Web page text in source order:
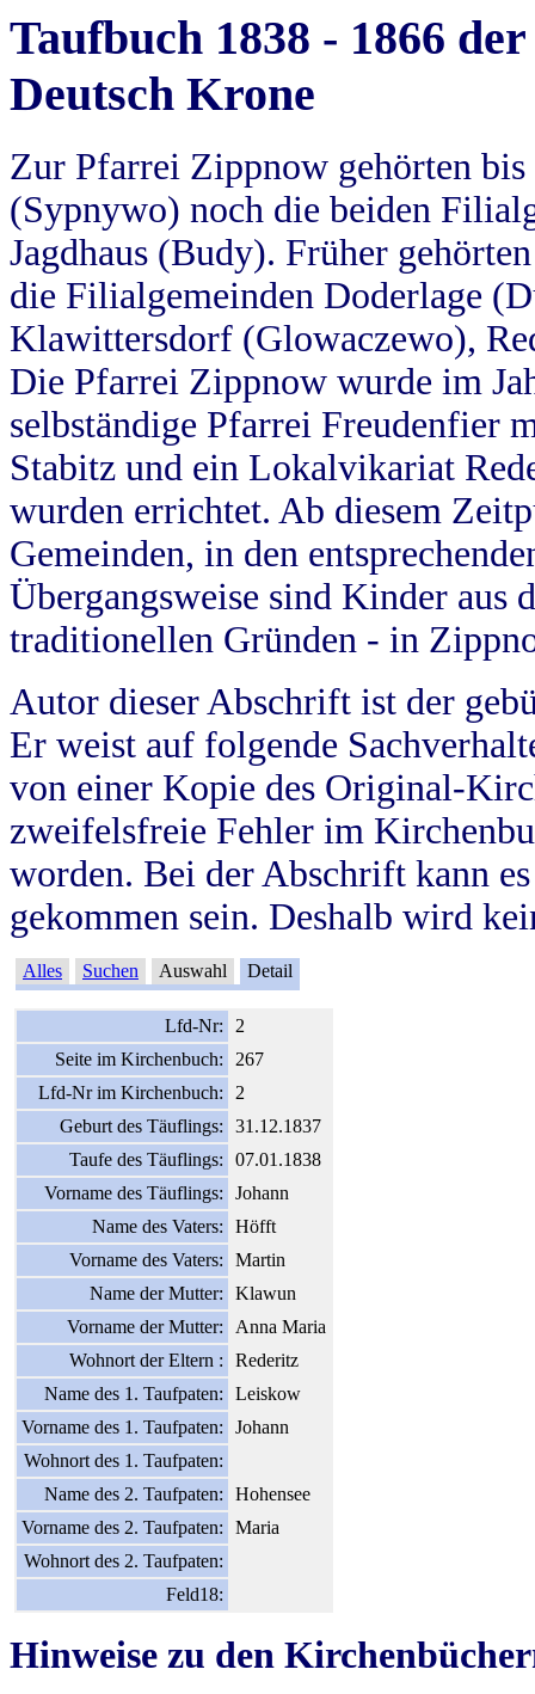
Taufbuch 1838 - 1866
Deutsch Krone
Zur Pfarrei Zippnow gehörten
(Sypnywo) noch die beiden
Jagdhaus (Budy). Früher
die Filialgemeinden Doderlage
Klawittersdorf (Glowaczewo),
Die Pfarrei Zippnow wurde im
selbständige Pfarrei Freudenfier
Stabitz und ein Lokalvikariat
wurden errichtet. Ab diesem
Gemeinden, in den
Übergangsweise sind Kinder aus
traditionellen Gründen - in
Autor dieser Abschrift ist der
Er weist auf folgende
von einer Kopie des Original-
zweifelsfreie Fehler im
worden. Bei der Abschrift kann
gekommen sein. Deshalb wird
Alles Suchen Auswahl Detail
Lfd-Nr:
2
Seite im Kirchenbuch:
267
Lfd-Nr im Kirchenbuch:
2
Geburt des Täuflings:
31.12.1837
Taufe des Täuflings:
07.01.1838
Vorname des Täuflings:
Johann
Name des Vaters:
Höfft
Vorname des Vaters:
Martin
Name der Mutter:
Klawun
Vorname der Mutter:
Anna Maria
Wohnort der Eltern :
Rederitz
Name des 1. Taufpaten:
Leiskow
Vorname des 1. Taufpaten:
Johann
Wohnort des 1. Taufpaten:
Name des 2. Taufpaten:
Hohensee
Vorname des 2. Taufpaten:
Maria
Wohnort des 2. Taufpaten:
Feld18:
Hinweise zu den